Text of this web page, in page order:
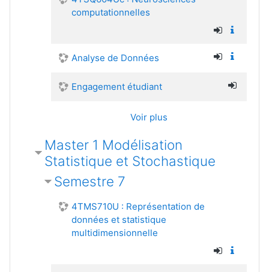
computationnelles
Analyse de Données
Engagement étudiant
Voir plus
Master 1 Modélisation
Statistique et Stochastique
Semestre 7
4TMS710U : Représentation de
données et statistique
multidimensionnelle